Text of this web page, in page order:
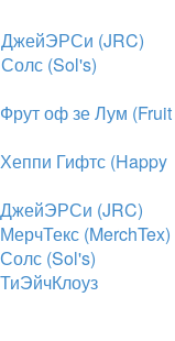
(JRC)
(Sol's)
оф зе Лум (Fruit
Гифтс (Happy
(JRC)
(MerchTex)
(Sol's)